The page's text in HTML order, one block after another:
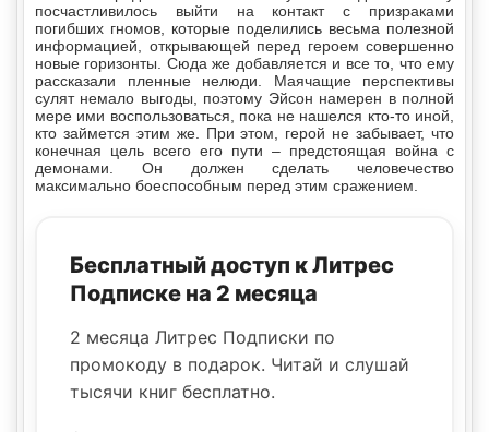
посчастливилось выйти на контакт с призраками
погибших гномов, которые поделились весьма полезной
информацией, открывающей перед героем совершенно
новые горизонты. Сюда же добавляется и все то, что ему
рассказали пленные нелюди. Маячащие перспективы
сулят немало выгоды, поэтому Эйсон намерен в полной
мере ими воспользоваться, пока не нашелся кто-то иной,
кто займется этим же. При этом, герой не забывает, что
конечная цель всего его пути – предстоящая война с
демонами. Он должен сделать человечество
максимально боеспособным перед этим сражением.
Бесплатный доступ к Литрес
Подписке на 2 месяца
2 месяца Литрес Подписки по
промокоду в подарок. Читай и слушай
тысячи книг бесплатно.